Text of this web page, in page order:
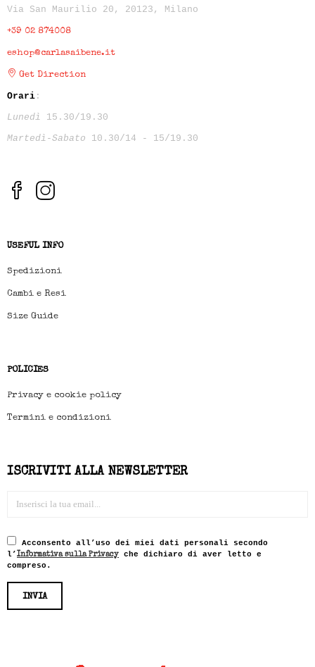
Via San Maurilio 20, 20123, Milano
+39 02 874008
eshop@carlasaibene.it
Get Direction
Orari :
Lunedì 15.30/19.30
Martedì-Sabato 10.30/14 - 15/19.30
USEFUL INFO
Spedizioni
Cambi e Resi
Size Guide
POLICIES
Privacy e cookie policy
Termini e condizioni
ISCRIVITI ALLA NEWSLETTER
Acconsento all’uso dei miei dati personali secondo
l’Informativa sulla Privacy che dichiaro di aver letto e
compreso.